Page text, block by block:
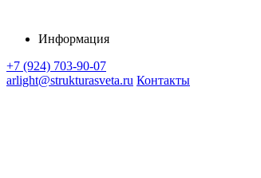
Информация
+7 (924) 703-90-07
arlight@strukturasveta.ru Контакты